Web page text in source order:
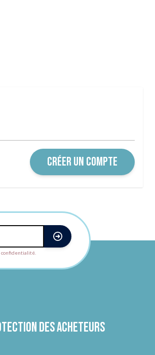
CRÉER UN COMPTE
des acheteurs